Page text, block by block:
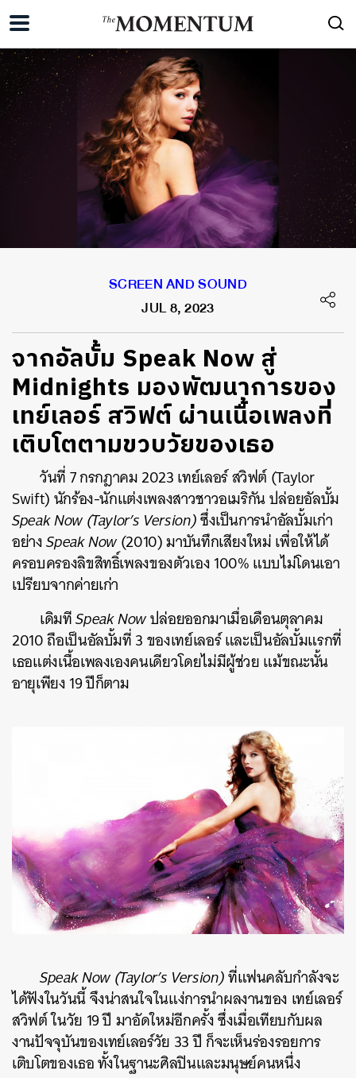
SCREEN AND SOUND
JUL 8, 2023
จากอัลบั้ม Speak Now สู่
Midnights มองพัฒนาการของ
เทย์เลอร์​ สวิฟต์ ผ่านเนื้อเพลงที่
เติบโตตามขวบวัยของเธอ
วันที่ 7 กรกฎาคม 2023 เทย์เลอร์ สวิฟต์ (Taylor
Swift) นักร้อง-นักแต่งเพลงสาวชาวอเมริกัน ปล่อยอัลบั้ม
Speak Now (Taylor’s Version)ซึ่งเป็นการนำอัลบั้มเก่า
อย่างSpeak Now(2010) มาบันทึกเสียงใหม่ เพื่อให้ได้
ครอบครองลิขสิทธิ์เพลงของตัวเอง 100% แบบไม่โดนเอา
เปรียบจากค่ายเก่า
เดิมทีSpeak Nowปล่อยออกมาเมื่อเดือนตุลาคม
2010 ถือเป็นอัลบั้มที่ 3 ของเทย์เลอร์ และเป็นอัลบั้มแรกที่
เธอแต่งเนื้อเพลงเองคนเดียวโดยไม่มีผู้ช่วย แม้ขณะนั้น
อายุเพียง 19 ปีก็ตาม
Speak Now (Taylor’s Version)ที่แฟนคลับกำลังจะ
ได้ฟังในวันนี้ จึงน่าสนใจในแง่การนำผลงานของ เทย์เลอร์​
สวิฟต์ ในวัย 19 ปี มาอัดใหม่อีกครั้ง ซึ่งเมื่อเทียบกับผล
งานปัจจุบันของเทย์เลอร์วัย 33 ปี ก็จะเห็นร่องรอยการ
เติบโตของเธอ ทั้งในฐานะศิลปินและมนุษย์คนหนึ่ง